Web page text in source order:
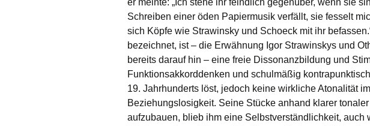
er meinte: „Ich stehe ihr feindlich gegenüber, wenn sie
Schreiben einer öden Papiermusik verfällt, sie fesselt
sich Köpfe wie Strawinsky und Schoeck mit ihr
bezeichnet, ist – die Erwähnung Igor Strawinskys und
bereits darauf hin – eine freie Dissonanzbildung und
Funktionsakkorddenken und schulmäßig
19. Jahrhunderts löst, jedoch keine wirkliche Atonalität
Beziehungslosigkeit. Seine Stücke anhand klarer
aufzubauen, blieb ihm eine Selbstverständlichkeit, auch